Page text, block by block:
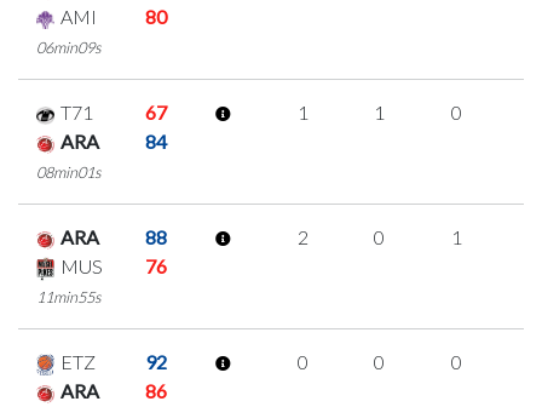
AMI
80
06min09s
T71
67
ARA
84
08min01s
1 1 0
ARA
88
MUS
76
11min55s
2 0 1
ETZ
92
ARA
86
0 0 0